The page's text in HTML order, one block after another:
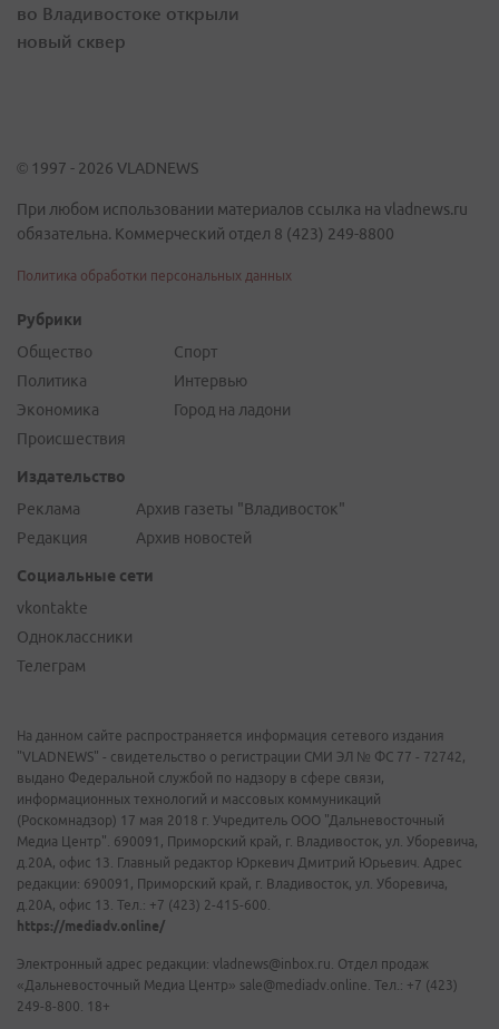
во Владивостоке открыли
новый сквер
© 1997 - 2026 VLADNEWS
При любом использовании материалов ссылка на vladnews.ru
обязательна. Коммерческий отдел 8 (423) 249-8800
Политика обработки персональных данных
Рубрики
Общество
Политика
Экономика
Происшествия
Спорт
Интервью
Город на ладони
Издательство
Реклама
Редакция
Архив газеты "Владивосток"
Архив новостей
Социальные сети
vkontakte
Одноклассники
Телеграм
На данном сайте распространяется информация сетевого издания
"VLADNEWS" - свидетельство о регистрации СМИ ЭЛ № ФС 77 - 72742,
выдано Федеральной службой по надзору в сфере связи,
информационных технологий и массовых коммуникаций
(Роскомнадзор) 17 мая 2018 г. Учредитель ООО "Дальневосточный
Медиа Центр". 690091, Приморский край, г. Владивосток, ул. Уборевича,
д.20А, офис 13. Главный редактор Юркевич Дмитрий Юрьевич. Адрес
редакции: 690091, Приморский край, г. Владивосток, ул. Уборевича,
д.20А, офис 13. Тел.: +7 (423) 2-415-600.
https://mediadv.online/
Электронный адрес редакции: vladnews@inbox.ru. Отдел продаж
«Дальневосточный Медиа Центр» sale@mediadv.online. Тел.: +7 (423)
249-8-800. 18+